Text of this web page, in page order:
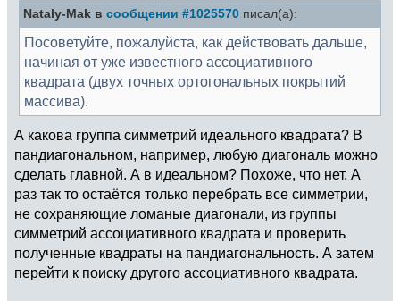
Nataly-Mak в сообщении #1025570 писал(а):
Посоветуйте, пожалуйста, как действовать дальше,
начиная от уже известного ассоциативного
квадрата (двух точных ортогональных покрытий
массива).
А какова группа симметрий идеального квадрата? В
пандиагональном, например, любую диагональ можно
сделать главной. А в идеальном? Похоже, что нет. А
раз так то остаётся только перебрать все симметрии,
не сохраняющие ломаные диагонали, из группы
симметрий ассоциативного квадрата и проверить
полученные квадраты на пандиагональность. А затем
перейти к поиску другого ассоциативного квадрата.